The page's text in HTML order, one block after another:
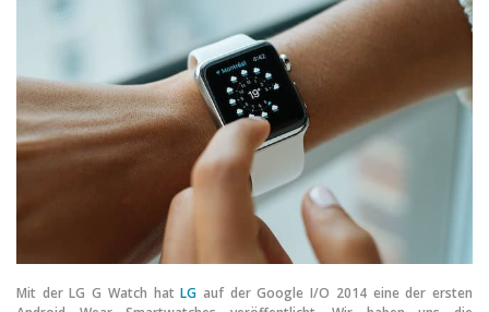
Datentarife
o2
Smartphonetarife
Prepaid-Tarife
Datentarife
Flatrate-Prepaidtarife
Mit der LG G Watch hatLG auf der Google I/O 2014 eine der ersten